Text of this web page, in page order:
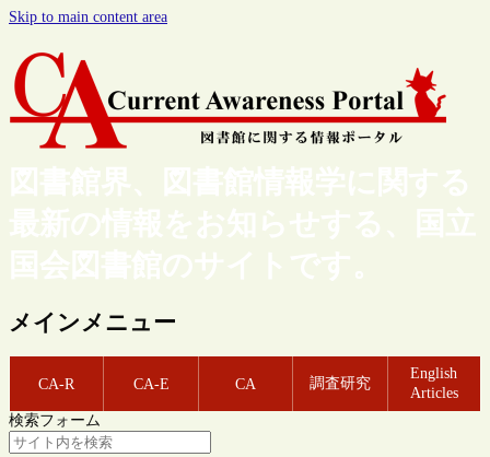
Skip to main content area
図書館界、図書館情報学に関する
最新の情報をお知らせする、国立
国会図書館のサイトです。
メインメニュー
CA-R CA-E CA 調査研究
English
Articles
検索フォーム